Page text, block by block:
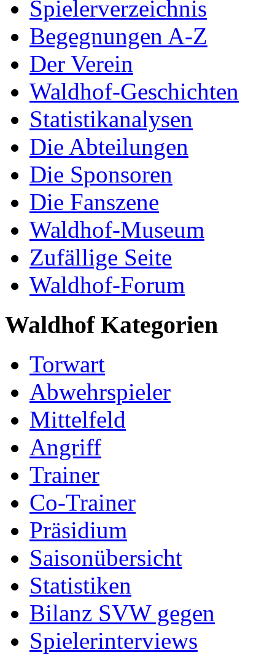
Spielerverzeichnis
Begegnungen A-Z
Der Verein
Waldhof-Geschichten
Statistikanalysen
Die Abteilungen
Die Sponsoren
Die Fanszene
Waldhof-Museum
Zufällige Seite
Waldhof-Forum
Waldhof Kategorien
Torwart
Abwehrspieler
Mittelfeld
Angriff
Trainer
Co-Trainer
Präsidium
Saisonübersicht
Statistiken
Bilanz SVW gegen
Spielerinterviews